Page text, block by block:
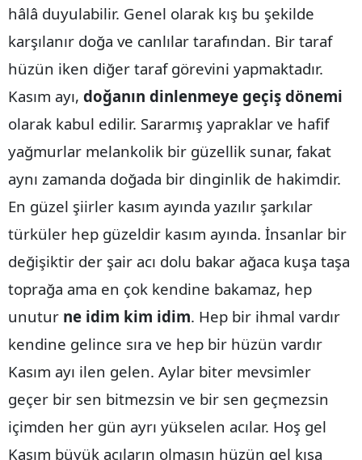
Samsun
Siirt
Sinop
Sivas
Tekirdağ
Tokat
Tunceli
Şanlıurfa
Uşak
Yozgat
Zonguldak
hâlâ duyulabilir. Genel olarak kış bu şekilde
karşılanır doğa ve canlılar tarafından. Bir taraf
hüzün iken diğer taraf görevini yapmaktadır.
Kasım ayı, doğanın dinlenmeye geçiş dönemi
olarak kabul edilir. Sararmış yapraklar ve hafif
yağmurlar melankolik bir güzellik sunar, fakat
aynı zamanda doğada bir dinginlik de hakimdir.
En güzel şiirler kasım ayında yazılır şarkılar
türküler hep güzeldir kasım ayında. İnsanlar bir
değişiktir der şair acı dolu bakar ağaca kuşa taşa
toprağa ama en çok kendine bakamaz, hep
unutur ne idim kim idim. Hep bir ihmal vardır
kendine gelince sıra ve hep bir hüzün vardır
Kasım ayı ilen gelen. Aylar biter mevsimler
geçer bir sen bitmezsin ve bir sen geçmezsin
içimden her gün ayrı yükselen acılar. Hoş gel
Kasım büyük acıların olmasın hüzün gel kısa